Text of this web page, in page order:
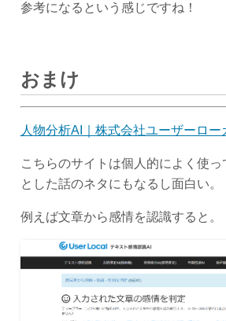
参考になるという感じですね！
おまけ
人物分析AI｜株式会社ユーザーロ
こちらのサイトは個人的によく使っ
とした話のネタにもなるし面白い。
例えば文章から感情を認識すると。